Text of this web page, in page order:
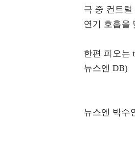
극 중 컨트
연기 호흡을
한편 피오는
뉴스엔 DB)
뉴스엔 박수